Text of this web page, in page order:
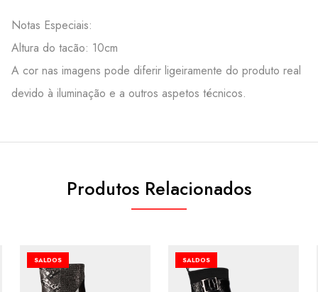
Notas Especiais:
Altura do tacão: 10cm
A cor nas imagens pode diferir ligeiramente do produto real
devido à iluminação e a outros aspetos técnicos.
Produtos Relacionados
SALDOS SALDOS